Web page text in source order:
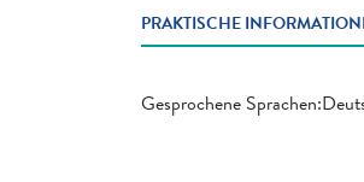
PRAKTISCHE
Gesprochene